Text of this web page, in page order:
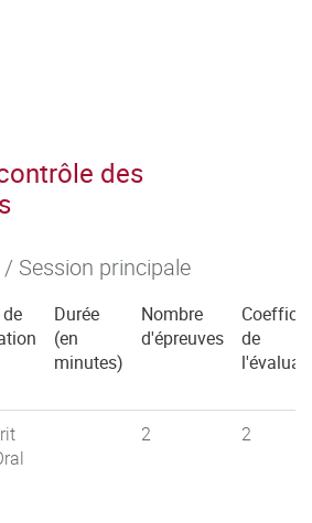
des
Session principale
Durée
(en
minutes)
Nombre
d'épreuves
de
2 2